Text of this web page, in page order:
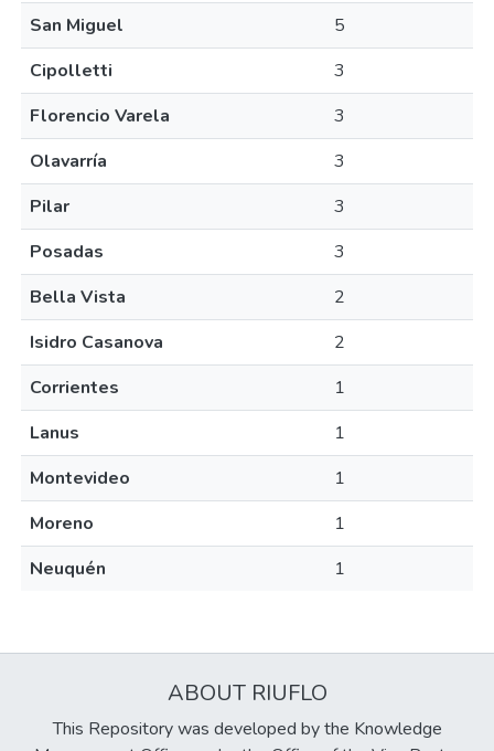
San Miguel
5
Cipolletti
3
Florencio Varela
3
Olavarría
3
Pilar
3
Posadas
3
Bella Vista
2
Isidro Casanova
2
Corrientes
1
Lanus
1
Montevideo
1
Moreno
1
Neuquén
1
ABOUT RIUFLO
This Repository was developed by the Knowledge